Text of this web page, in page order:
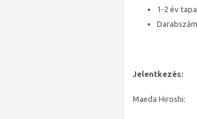
1-2 év
Jelentkezés:
Maeda Hiroshi: